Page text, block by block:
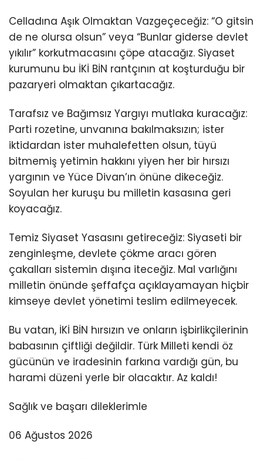
Celladına Aşık Olmaktan Vazgeçeceğiz: “O gitsin
de ne olursa olsun” veya “Bunlar giderse devlet
yıkılır” korkutmacasını çöpe atacağız. Siyaset
kurumunu bu İKİ BİN rantçının at koşturduğu bir
pazaryeri olmaktan çıkartacağız.
Tarafsız ve Bağımsız Yargıyı mutlaka kuracağız:
Parti rozetine, unvanına bakılmaksızın; ister
iktidardan ister muhalefetten olsun, tüyü
bitmemiş yetimin hakkını yiyen her bir hırsızı
yargının ve Yüce Divan’ın önüne dikeceğiz.
Soyulan her kuruşu bu milletin kasasına geri
koyacağız.
Temiz Siyaset Yasasını getireceğiz: Siyaseti bir
zenginleşme, devlete çökme aracı gören
çakalları sistemin dışına iteceğiz. Mal varlığını
milletin önünde şeffafça açıklayamayan hiçbir
kimseye devlet yönetimi teslim edilmeyecek.
Bu vatan, İKİ BİN hırsızın ve onların işbirlikçilerinin
babasının çiftliği değildir. Türk Milleti kendi öz
gücünün ve iradesinin farkına vardığı gün, bu
harami düzeni yerle bir olacaktır. Az kaldı!
Sağlık ve başarı dileklerimle
06 Ağustos 2026